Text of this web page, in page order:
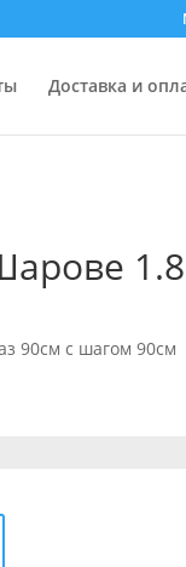
Доставка и
90см с шагом 90см